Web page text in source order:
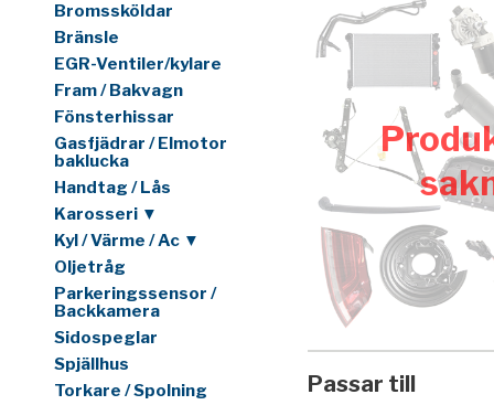
Bromssköldar
Bränsle
EGR-Ventiler/kylare
Fram / Bakvagn
Fönsterhissar
Gasfjädrar / Elmotor
baklucka
Handtag / Lås
Karosseri ▼
Kyl / Värme / Ac ▼
Oljetråg
Parkeringssensor /
Backkamera
Sidospeglar
Spjällhus
Torkare / Spolning
Passar till